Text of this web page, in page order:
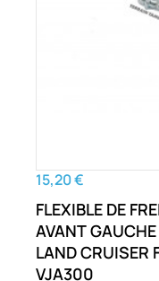
15,20 €
FLEXIBLE DE
AVANT
LAND
VJA300